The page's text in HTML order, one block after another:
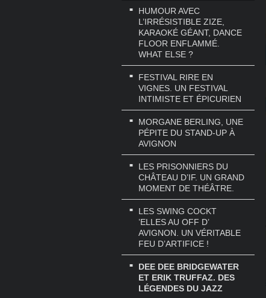
HUMOUR AVEC
L’IRRÉSISTIBLE ZIZE,
KARAOKÉ GÉANT, DANCE
FLOOR ENFLAMMÉ.
WHAT ELSE ?
FESTIVAL RIRE EN
VIGNES. UN FESTIVAL
INTIMISTE ET ÉPICURIEN
MORGANE BERLING, UNE
PÉPITE DU STAND-UP À
AVIGNON
LES PRISONNIERS DU
CHÂTEAU D’IF. UN GRAND
MOMENT DE THÉÂTRE.
LES SWING COCKT
’ELLES AU OFF D’
AVIGNON. UN VÉRITABLE
FEU D’ARTIFICE !
DEE DEE BRIDGEWATER
ET ERIK TRUFFAZ. DES
LÉGENDES DU JAZZ